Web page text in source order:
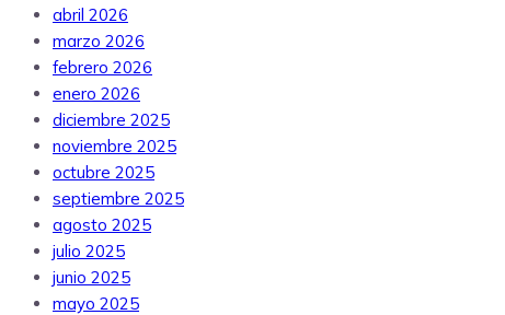
abril 2026
marzo 2026
febrero 2026
enero 2026
diciembre 2025
noviembre 2025
octubre 2025
septiembre 2025
agosto 2025
julio 2025
junio 2025
mayo 2025